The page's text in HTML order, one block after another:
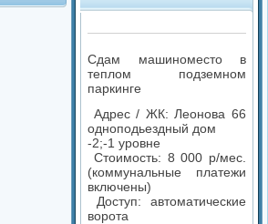
Категория: Услуги
Сдам машиноместо в
теплом подземном
паркинге
Адрес / ЖК: Леонова 66
одноподьездный дом
-2;-1 уровне
Стоимость: 8 000 р/мес.
(коммунальные платежи
включены)
Доступ: автоматические
ворота